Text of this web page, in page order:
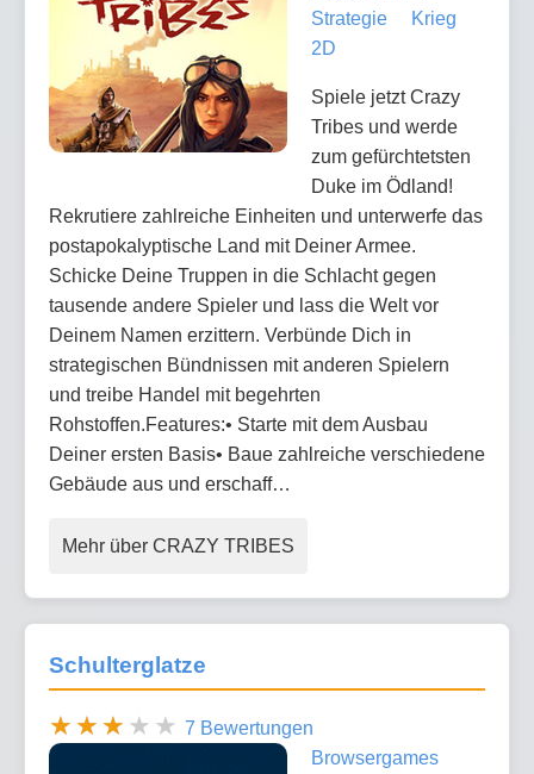
Strategie
Krieg
2D
Spiele jetzt Crazy
Tribes und werde
zum gefürchtetsten
Duke im Ödland!
Rekrutiere zahlreiche Einheiten und unterwerfe das
postapokalyptische Land mit Deiner Armee.
Schicke Deine Truppen in die Schlacht gegen
tausende andere Spieler und lass die Welt vor
Deinem Namen erzittern. Verbünde Dich in
strategischen Bündnissen mit anderen Spielern
und treibe Handel mit begehrten
Rohstoffen.Features:• Starte mit dem Ausbau
Deiner ersten Basis• Baue zahlreiche verschiedene
Gebäude aus und erschaff…
Mehr über CRAZY TRIBES
Schulterglatze
7 Bewertungen
Browsergames